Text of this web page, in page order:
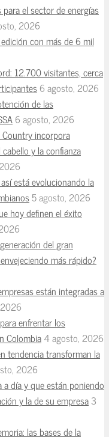
el sector de energías
2026
con más de 6 mil
12.700 visitantes, cerca
6 agosto, 2026
de las
6 agosto, 2026
Country incorpora
y la confianza
está evolucionando la
5 agosto, 2026
hoy definen el éxito
del gran
más rápido?
están integradas a
enfrentar los
Colombia4 agosto, 2026
tendencia transforman la
2026
día y que están poniendo
y la de su empresa3
las bases de la